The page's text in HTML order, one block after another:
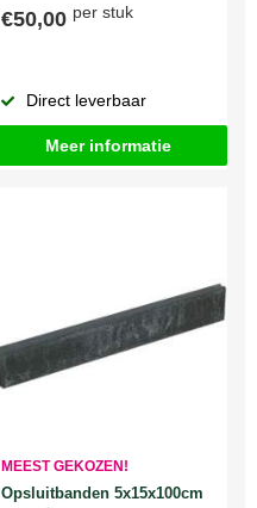
€50,00 per stuk
Direct leverbaar
Meer informatie
MEEST GEKOZEN!
Opsluitbanden 5x15x100cm